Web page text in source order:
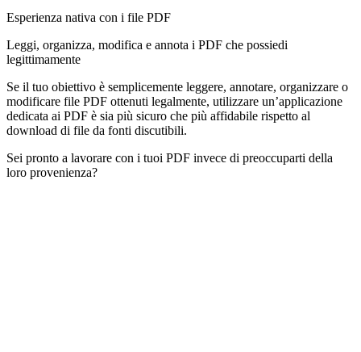
Esperienza nativa con i file PDF
Leggi, organizza, modifica e annota i PDF che possiedi
legittimamente
Se il tuo obiettivo è semplicemente leggere, annotare, organizzare o
modificare file PDF ottenuti legalmente, utilizzare un’applicazione
dedicata ai PDF è sia più sicuro che più affidabile rispetto al
download di file da fonti discutibili.
Sei pronto a lavorare con i tuoi PDF invece di preoccuparti della
loro provenienza?